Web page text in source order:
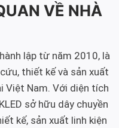
VỀ NHÀ
lập từ năm 2010, là
thiết kế và sản xuất
Việt Nam. Với diện tích
sở hữu dây chuyền
kế, sản xuất linh kiện